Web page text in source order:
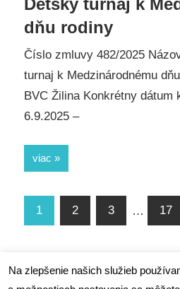
dňu rodiny
Číslo zmluvy 482/2025
turnaj k Medzinárodnému
BVC Žilina Konkrétny dátum
6.9.2025 –
viac
Navigácia
článkoch
1 2 3 … 17
Na zlepšenie našich služieb